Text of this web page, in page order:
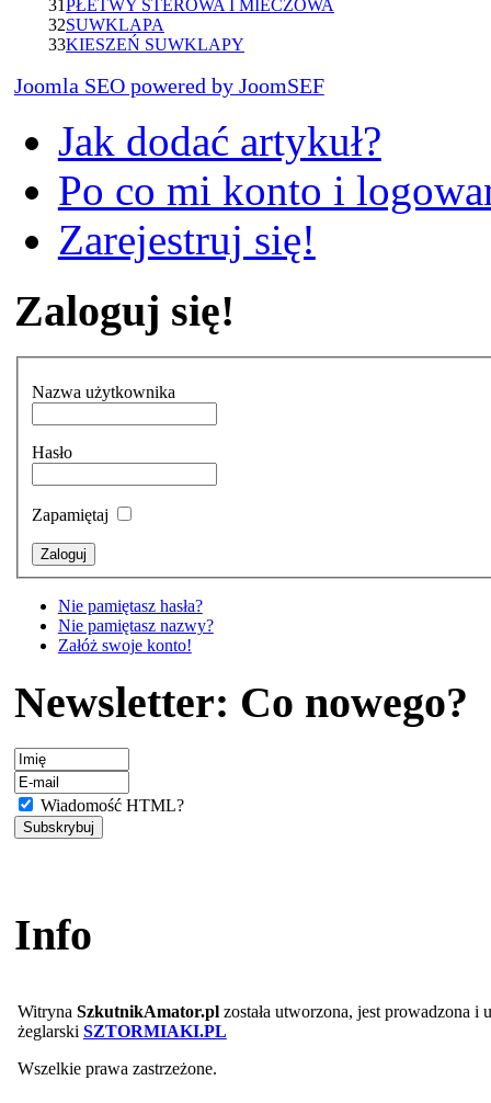
31 PŁETWY STEROWA I MIECZOWA
32SUWKLAPA
33KIESZEŃ SUWKLAPY
Joomla SEO powered by JoomSEF
Jak dodać artykuł?
Po co mi konto i
Zarejestruj się!
Zaloguj się!
Nazwa użytkownika
Hasło
Zapamiętaj
Nie pamiętasz hasła?
Nie pamiętasz nazwy?
Załóż swoje konto!
Newsletter: Co nowego?
Wiadomość HTML?
Info
Witryna SzkutnikAmator.plzostała utworzona, jest prowadzona i
żeglarski SZTORMIAKI.PL
Wszelkie prawa zastrzeżone.